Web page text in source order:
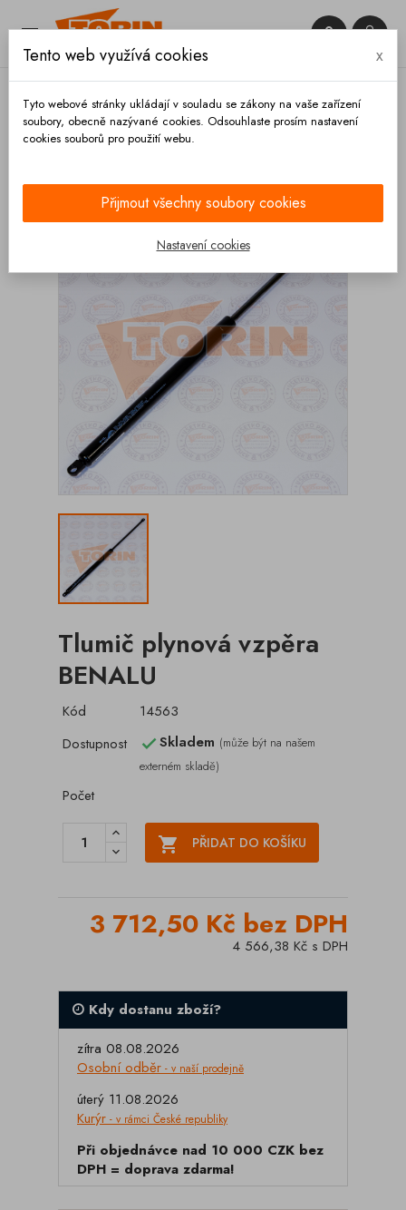
 

Tlumič plynová vzpěra
BENALU
Kód
14563
Dostupnost
Skladem (může být na našem
externém skladě)
Počet
 PŘIDAT DO KOŠÍKU
3 712,50 Kč bez DPH
4 566,38 Kč s DPH
Kdy dostanu zboží?
zítra 08.08.2026
Osobní odběr - v naší prodejně
úterý 11.08.2026
Kurýr - v rámci České republiky
Při objednávce nad 10 000 CZK bez
DPH = doprava zdarma!
Tento web využívá cookies x
Tyto webové stránky ukládají v souladu se zákony na vaše zařízení
soubory, obecně nazývané cookies. Odsouhlaste prosím nastavení
cookies souborů pro použití webu.
Přijmout všechny soubory cookies
Nastavení cookies